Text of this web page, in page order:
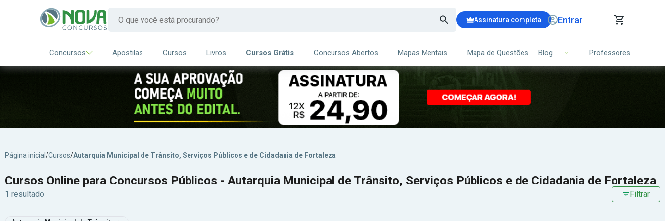
Assinatura completa Entrar
CARRINHO DE COMPRAS
ITENS (00)
Ops!
Seu carrinho ainda está vazio.
Concursos Apostilas Cursos Livros Cursos Grátis Concursos Abertos Mapas Mentais Mapa de Questões Blog Professores
Página inicial /Cursos/Autarquia Municipal de Trânsito, Serviços Públicos e de Cidadania de Fortaleza
Cursos Online para Concursos Públicos - Autarquia Municipal de Trânsito, Serviços Públicos e de Cidadania de Fortaleza
1 resultado Filtrar